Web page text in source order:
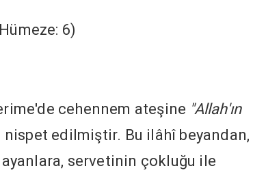
6)
cehennem ateşine "Allah'ın
edilmiştir. Bu ilâhî beyandan,
servetinin çokluğu ile